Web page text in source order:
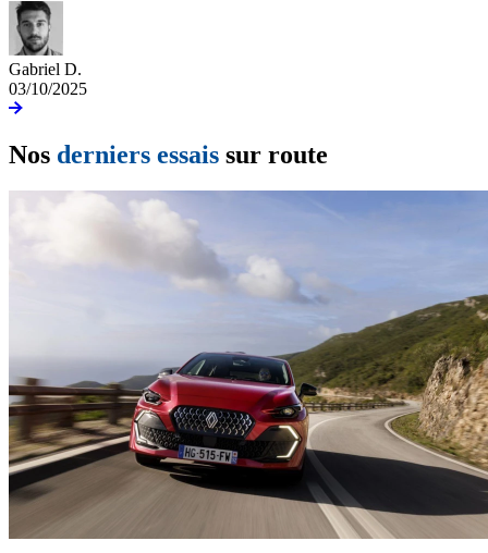
Gabriel D.
03/10/2025
Nos derniers essais sur route